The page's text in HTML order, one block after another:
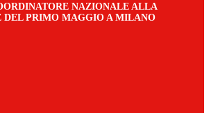
NAZIONALE ALLA
DEL PRIMO MAGGIO A MILANO